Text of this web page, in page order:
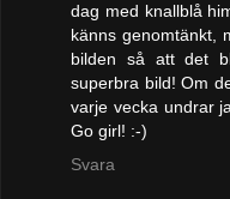
dag med knallblå
känns genomtänkt,
bilden så att det
superbra bild! Om
varje vecka undrar
Go girl! :-)
Svara